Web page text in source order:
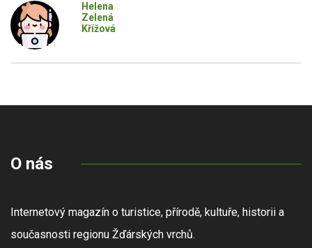
Helena
Zelená
Křížová
O nás
Internetový magazín o turistice, přírodě, kultuře, historii a
současnosti regionu Žďárských vrchů.